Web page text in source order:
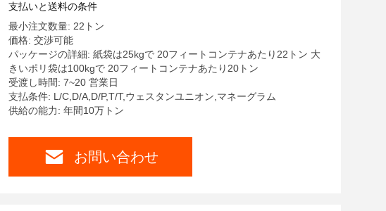
支払いと送料の条件
最小注文数量: 22トン
価格: 交渉可能
パッケージの詳細: 紙袋は25kgで 20フィートコンテナあたり22トン 大
きいポリ袋は100kgで 20フィートコンテナあたり20トン
受渡し時間: 7~20 営業日
支払条件: L/C,D/A,D/P,T/T,ウェスタンユニオン,マネーグラム
供給の能力: 年間10万トン
お問い合わせ